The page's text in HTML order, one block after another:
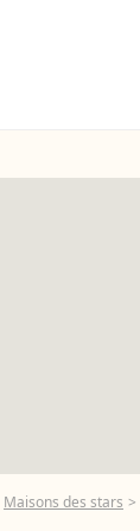
Maisons des stars